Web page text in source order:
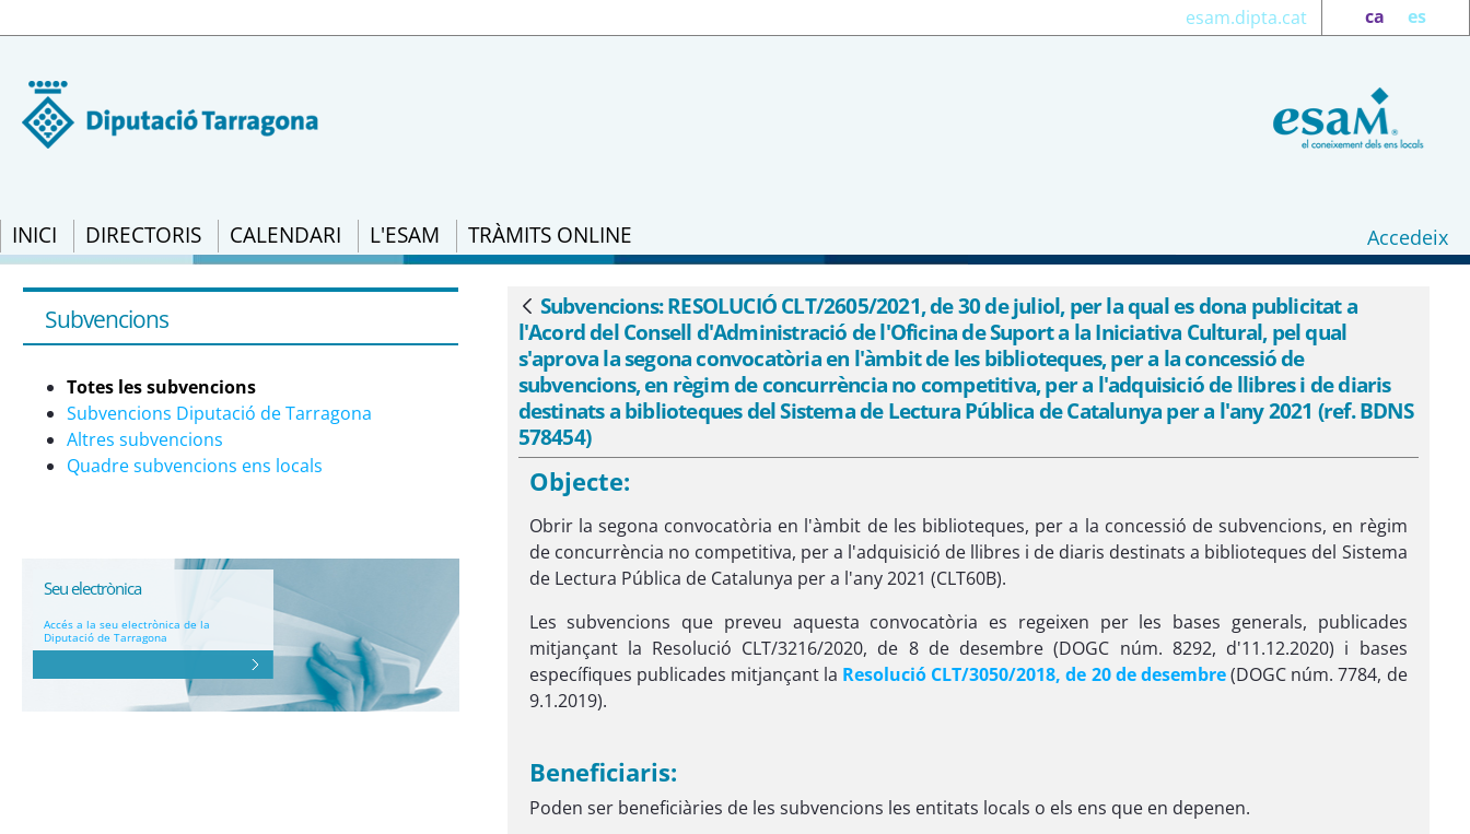
ca es
esam.dipta.cat
INICI DIRECTORIS CALENDARI L'ESAM TRÀMITS ONLINE Accedeix
Subvencions: RESOLUCIÓ CLT/2605/2021, de 30 de juliol, per la qual es dona publicitat a l&#39;Acord del Consell
d&#39;Administració de l&#39;Oficina de Suport a la Iniciativa Cultural, pel qual s&#39;aprova la segona convocatòria en
l&#39;àmbit de les biblioteques, per a la concessió de subvencions, en règim de concurrència no competitiva, per a
l&#39;adquisició de llibres i de diaris destinats a biblioteques del Sistema de Lectura Pública de Catalunya per a
l&#39;any 2021 (ref. BDNS 578454) - eSAM
Subvencions
Totes les subvencions
Subvencions Diputació de Tarragona
Altres subvencions
Quadre subvencions ens locals
Seu electrònica
Accés a la seu electrònica de la
Diputació de Tarragona
Vés enrere
Subvencions: RESOLUCIÓ CLT/2605/2021, de 30 de juliol, per la qual es dona publicitat a
l'Acord del Consell d'Administració de l'Oficina de Suport a la Iniciativa Cultural, pel qual
s'aprova la segona convocatòria en l'àmbit de les biblioteques, per a la concessió de
subvencions, en règim de concurrència no competitiva, per a l'adquisició de llibres i de diaris
destinats a biblioteques del Sistema de Lectura Pública de Catalunya per a l'any 2021 (ref. BDNS
578454)
Objecte:
Obrir la segona convocatòria en l'àmbit de les biblioteques, per a la concessió de subvencions, en règim
de concurrència no competitiva, per a l'adquisició de llibres i de diaris destinats a biblioteques del Sistema
de Lectura Pública de Catalunya per a l'any 2021 (CLT60B).
Les subvencions que preveu aquesta convocatòria es regeixen per les bases generals, publicades
mitjançant la Resolució CLT/3216/2020, de 8 de desembre (DOGC núm. 8292, d'11.12.2020) i bases
específiques publicades mitjançant la Resolució CLT/3050/2018, de 20 de desembre(DOGC núm. 7784, de
9.1.2019).
Beneficiaris:
Poden ser beneficiàries de les subvencions les entitats locals o els ens que en depenen.